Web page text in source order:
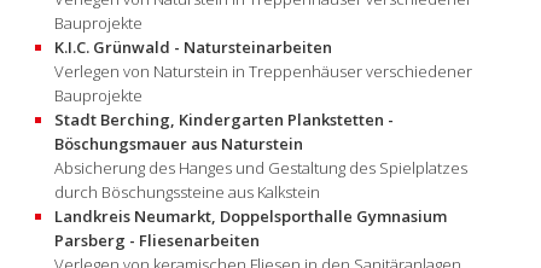
Bauprojekte
K.I.C. Grünwald - Natursteinarbeiten
Verlegen von Naturstein in Treppenhäuser verschiedener
Bauprojekte
Stadt Berching, Kindergarten Plankstetten -
Böschungsmauer aus Naturstein
Absicherung des Hanges und Gestaltung des Spielplatzes
durch Böschungssteine aus Kalkstein
Landkreis Neumarkt, Doppelsporthalle Gymnasium
Parsberg - Fliesenarbeiten